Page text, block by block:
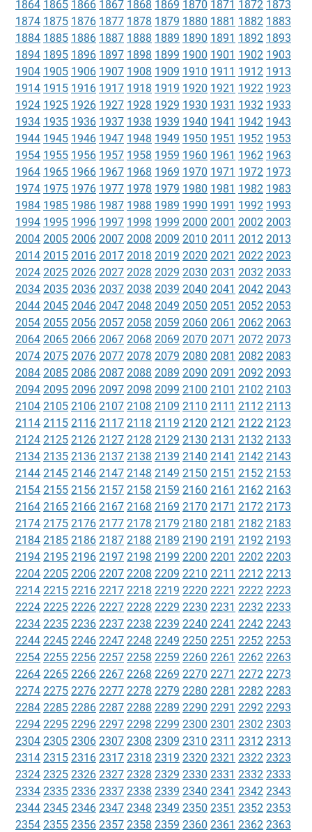
1864 1865 1866 1867 1868 1869 1870 1871 1872 1873
1874 1875 1876 1877 1878 1879 1880 1881 1882 1883
1884 1885 1886 1887 1888 1889 1890 1891 1892 1893
1894 1895 1896 1897 1898 1899 1900 1901 1902 1903
1904 1905 1906 1907 1908 1909 1910 1911 1912 1913
1914 1915 1916 1917 1918 1919 1920 1921 1922 1923
1924 1925 1926 1927 1928 1929 1930 1931 1932 1933
1934 1935 1936 1937 1938 1939 1940 1941 1942 1943
1944 1945 1946 1947 1948 1949 1950 1951 1952 1953
1954 1955 1956 1957 1958 1959 1960 1961 1962 1963
1964 1965 1966 1967 1968 1969 1970 1971 1972 1973
1974 1975 1976 1977 1978 1979 1980 1981 1982 1983
1984 1985 1986 1987 1988 1989 1990 1991 1992 1993
1994 1995 1996 1997 1998 1999 2000 2001 2002 2003
2004 2005 2006 2007 2008 2009 2010 2011 2012 2013
2014 2015 2016 2017 2018 2019 2020 2021 2022 2023
2024 2025 2026 2027 2028 2029 2030 2031 2032 2033
2034 2035 2036 2037 2038 2039 2040 2041 2042 2043
2044 2045 2046 2047 2048 2049 2050 2051 2052 2053
2054 2055 2056 2057 2058 2059 2060 2061 2062 2063
2064 2065 2066 2067 2068 2069 2070 2071 2072 2073
2074 2075 2076 2077 2078 2079 2080 2081 2082 2083
2084 2085 2086 2087 2088 2089 2090 2091 2092 2093
2094 2095 2096 2097 2098 2099 2100 2101 2102 2103
2104 2105 2106 2107 2108 2109 2110 2111 2112 2113
2114 2115 2116 2117 2118 2119 2120 2121 2122 2123
2124 2125 2126 2127 2128 2129 2130 2131 2132 2133
2134 2135 2136 2137 2138 2139 2140 2141 2142 2143
2144 2145 2146 2147 2148 2149 2150 2151 2152 2153
2154 2155 2156 2157 2158 2159 2160 2161 2162 2163
2164 2165 2166 2167 2168 2169 2170 2171 2172 2173
2174 2175 2176 2177 2178 2179 2180 2181 2182 2183
2184 2185 2186 2187 2188 2189 2190 2191 2192 2193
2194 2195 2196 2197 2198 2199 2200 2201 2202 2203
2204 2205 2206 2207 2208 2209 2210 2211 2212 2213
2214 2215 2216 2217 2218 2219 2220 2221 2222 2223
2224 2225 2226 2227 2228 2229 2230 2231 2232 2233
2234 2235 2236 2237 2238 2239 2240 2241 2242 2243
2244 2245 2246 2247 2248 2249 2250 2251 2252 2253
2254 2255 2256 2257 2258 2259 2260 2261 2262 2263
2264 2265 2266 2267 2268 2269 2270 2271 2272 2273
2274 2275 2276 2277 2278 2279 2280 2281 2282 2283
2284 2285 2286 2287 2288 2289 2290 2291 2292 2293
2294 2295 2296 2297 2298 2299 2300 2301 2302 2303
2304 2305 2306 2307 2308 2309 2310 2311 2312 2313
2314 2315 2316 2317 2318 2319 2320 2321 2322 2323
2324 2325 2326 2327 2328 2329 2330 2331 2332 2333
2334 2335 2336 2337 2338 2339 2340 2341 2342 2343
2344 2345 2346 2347 2348 2349 2350 2351 2352 2353
2354 2355 2356 2357 2358 2359 2360 2361 2362 2363